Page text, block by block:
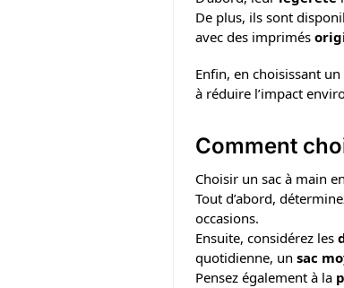
De plus, ils sont
avec des imprimés
Enfin, en choisissant
à réduire l’impact
Comment
Choisir un sac à main
Tout d’abord,
occasions.
Ensuite, considérez les
quotidienne, unsac
Pensez également à la